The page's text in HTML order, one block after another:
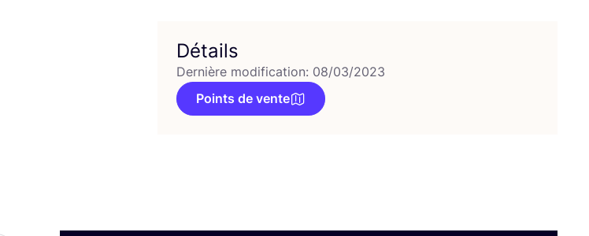
Détails
Dernière modification: 08/03/2023
Points de vente